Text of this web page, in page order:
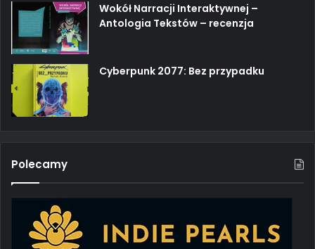
Wokół Narracji Interaktywnej –
Antologia Tekstów – recenzja
Cyberpunk 2077: Bez przypadku
Polecamy